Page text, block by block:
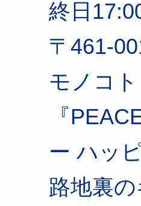
終日
〒461-
モノコト
『
ー ハッ
路地裏